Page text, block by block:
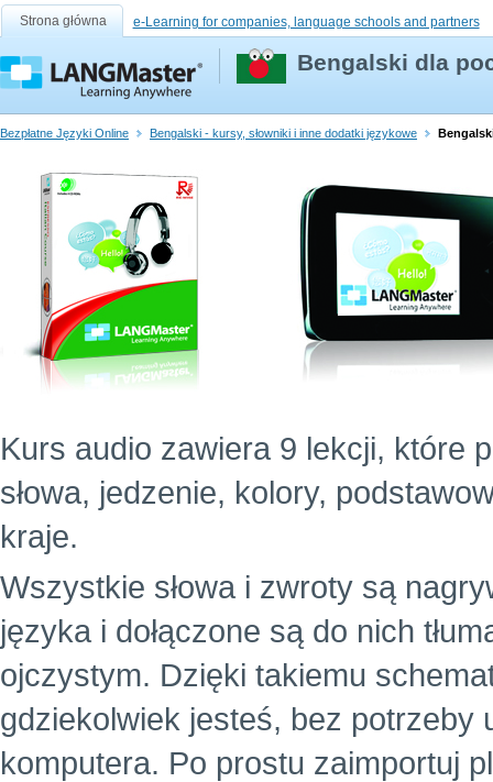
Strona główna e-Learning for companies, language schools and partners
Bengalski dla
Bezpłatne Języki Online Bengalski - kursy, słowniki i inne dodatki językowe
Kurs audio zawiera 9 lekcji, które
słowa, jedzenie, kolory,
kraje.
Wszystkie słowa i zwroty są
języka i dołączone są do nich
ojczystym. Dzięki takiemu
gdziekolwiek jesteś, bez potrzeby
komputera. Po prostu zaimportuj